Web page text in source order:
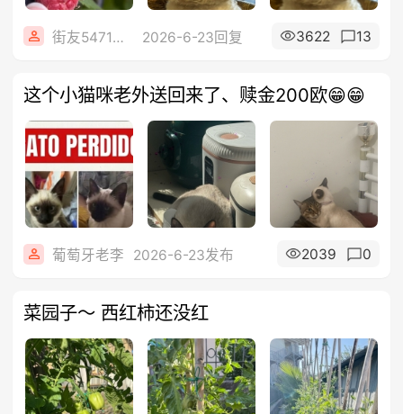
街友54714442 2026-6-23回复 3622 13
这个小猫咪老外送回来了、赎金200欧😁😁
葡萄牙老李 2026-6-23发布 2039 0
菜园子～ 西红柿还没红